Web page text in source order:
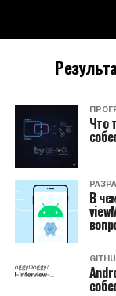
Что
В